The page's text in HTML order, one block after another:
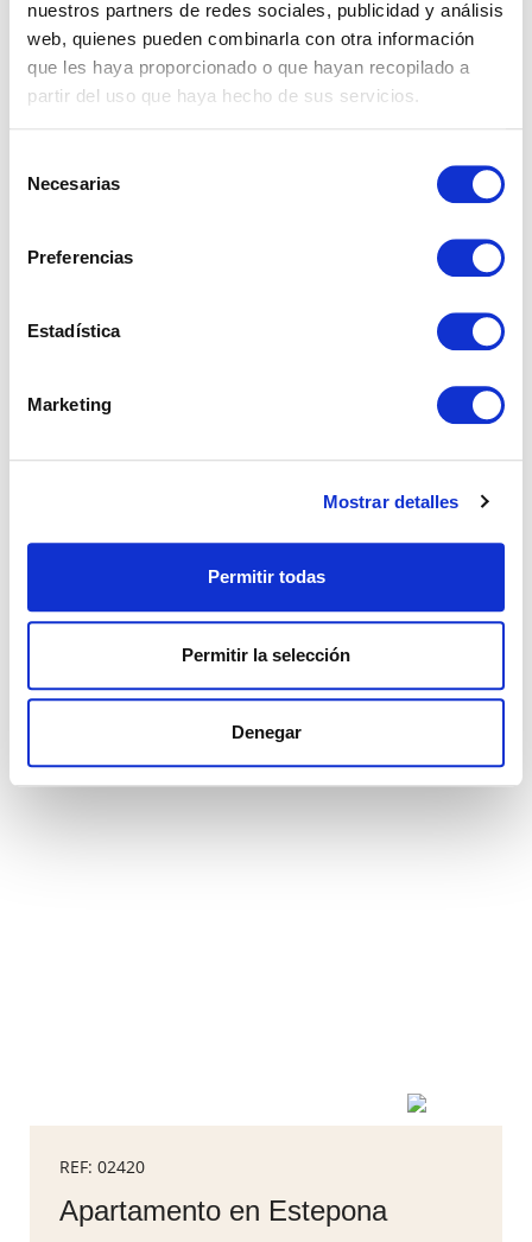
nuestros partners de redes sociales, publicidad y análisis
web, quienes pueden combinarla con otra información
que les haya proporcionado o que hayan recopilado a
partir del uso que haya hecho de sus servicios.
Necesarias
Preferencias
Estadística
Marketing
Mostrar detalles
Permitir todas
Permitir la selección
Denegar
813 m²
REF: 02420
Apartamento en Estepona